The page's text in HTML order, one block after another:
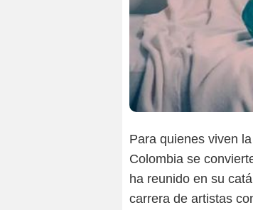
Para quienes viven
Colombia se
ha reunido en su
carrera de artistas